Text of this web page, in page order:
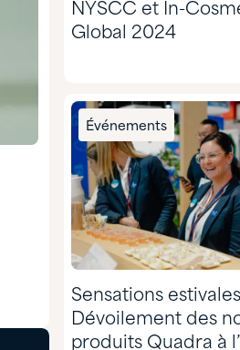
NYSCC et In-
Global 2024
Événements
Sensations
Dévoilement des
produits Quadra à